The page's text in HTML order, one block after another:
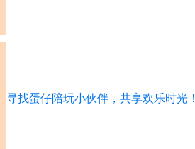
寻找蛋仔陪玩小伙伴，共享欢乐时光！